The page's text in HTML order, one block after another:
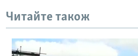
Читайте також